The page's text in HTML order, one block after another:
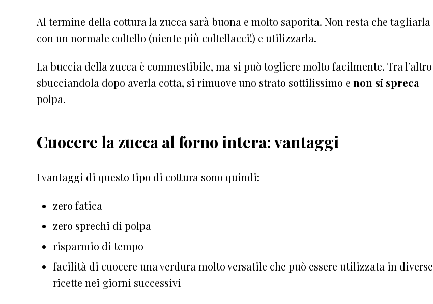
Al termine della cottura la zucca sarà buona e molto saporita. Non resta che tagliarla
con un normale coltello (niente più coltellacci!) e utilizzarla.
La buccia della zucca è commestibile, ma si può togliere molto facilmente. Tra l’altro
sbucciandola dopo averla cotta, si rimuove uno strato sottilissimo e non si spreca
polpa.
Cuocere la zucca al forno intera: vantaggi
I vantaggi di questo tipo di cottura sono quindi:
zero fatica
zero sprechi di polpa
risparmio di tempo
facilità di cuocere una verdura molto versatile che può essere utilizzata in diverse
ricette nei giorni successivi